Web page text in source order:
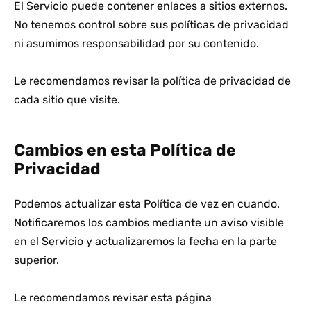
El Servicio puede contener enlaces a sitios externos.
No tenemos control sobre sus políticas de privacidad
ni asumimos responsabilidad por su contenido.
Le recomendamos revisar la política de privacidad de
cada sitio que visite.
Cambios en esta Política de
Privacidad
Podemos actualizar esta Política de vez en cuando.
Notificaremos los cambios mediante un aviso visible
en el Servicio y actualizaremos la fecha en la parte
superior.
Le recomendamos revisar esta página